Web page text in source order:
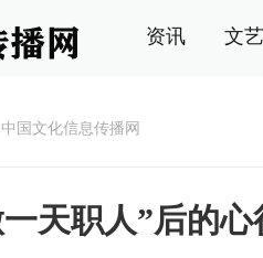
资讯 文艺
中国文化信息传播网
天职人”后的心